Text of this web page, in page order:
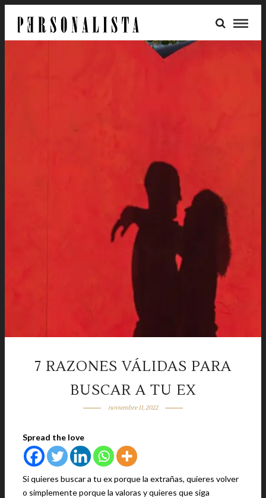
7 RAZONES VÁLIDAS PARA
BUSCAR A TU EX
noviembre 11, 2022
Spread the love
Si quieres buscar a tu ex porque la extrañas, quieres volver
o simplemente porque la valoras y quieres que siga